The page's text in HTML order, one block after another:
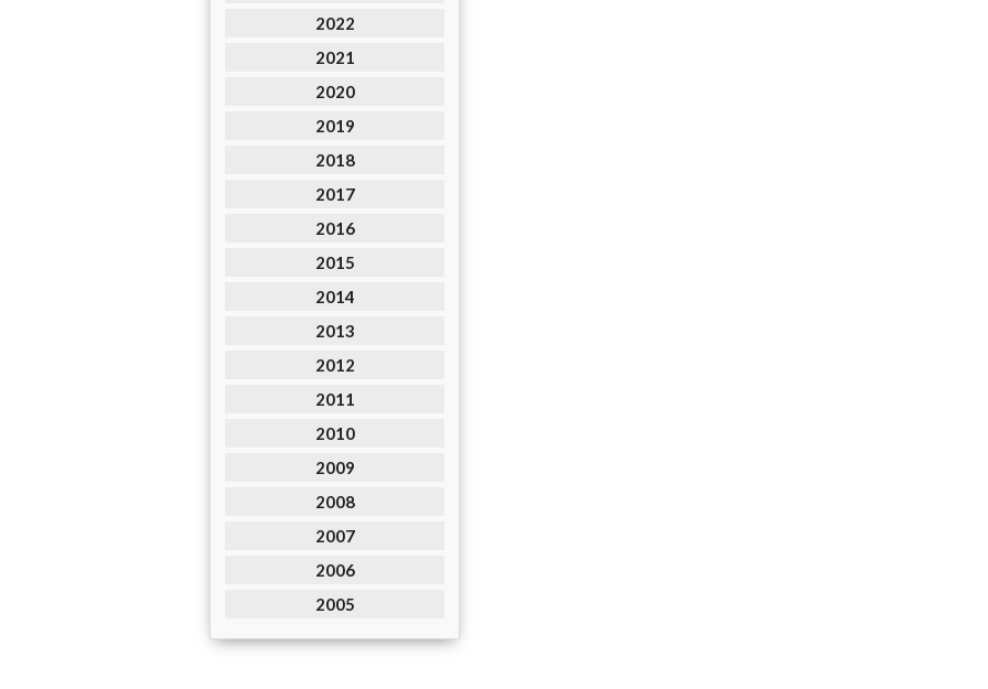
2022
2021
2020
2019
2018
2017
2016
2015
2014
2013
2012
2011
2010
2009
2008
2007
2006
2005